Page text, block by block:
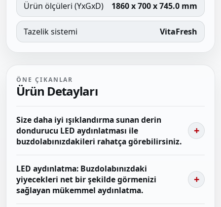
Ürün ölçüleri (YxGxD) 1860 x 700 x 745.0 mm
Tazelik sistemi VitaFresh
ÖNE ÇIKANLAR
Ürün Detayları
Size daha iyi ışıklandırma sunan derin
dondurucu LED aydınlatması ile
buzdolabınızdakileri rahatça görebilirsiniz.
LED aydınlatma: Buzdolabınızdaki
yiyecekleri net bir şekilde görmenizi
sağlayan mükemmel aydınlatma.